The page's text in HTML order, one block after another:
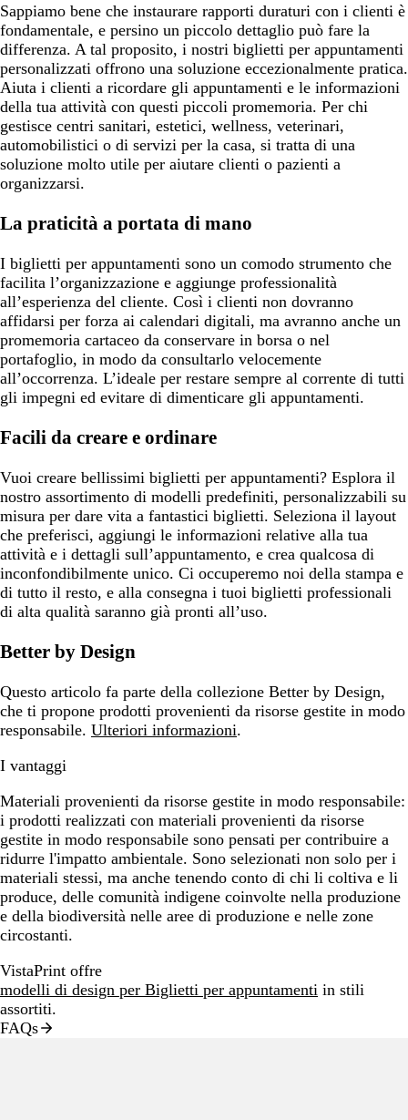
Sappiamo bene che instaurare rapporti duraturi con i clienti è
fondamentale, e persino un piccolo dettaglio può fare la
differenza. A tal proposito, i nostri biglietti per appuntamenti
personalizzati offrono una soluzione eccezionalmente pratica.
Aiuta i clienti a ricordare gli appuntamenti e le informazioni
della tua attività con questi piccoli promemoria. Per chi
gestisce centri sanitari, estetici, wellness, veterinari,
automobilistici o di servizi per la casa, si tratta di una
soluzione molto utile per aiutare clienti o pazienti a
organizzarsi.
La praticità a portata di mano
I biglietti per appuntamenti sono un comodo strumento che
facilita l’organizzazione e aggiunge professionalità
all’esperienza del cliente. Così i clienti non dovranno
affidarsi per forza ai calendari digitali, ma avranno anche un
promemoria cartaceo da conservare in borsa o nel
portafoglio, in modo da consultarlo velocemente
all’occorrenza. L’ideale per restare sempre al corrente di tutti
gli impegni ed evitare di dimenticare gli appuntamenti.
Facili da creare e ordinare
Vuoi creare bellissimi biglietti per appuntamenti? Esplora il
nostro assortimento di modelli predefiniti, personalizzabili su
misura per dare vita a fantastici biglietti. Seleziona il layout
che preferisci, aggiungi le informazioni relative alla tua
attività e i dettagli sull’appuntamento, e crea qualcosa di
inconfondibilmente unico. Ci occuperemo noi della stampa e
di tutto il resto, e alla consegna i tuoi biglietti professionali
di alta qualità saranno già pronti all’uso.
Better by Design
Questo articolo fa parte della collezione Better by Design,
che ti propone prodotti provenienti da risorse gestite in modo
responsabile. Ulteriori informazioni.
I vantaggi
Materiali provenienti da risorse gestite in modo responsabile:
i prodotti realizzati con materiali provenienti da risorse
gestite in modo responsabile sono pensati per contribuire a
ridurre l'impatto ambientale. Sono selezionati non solo per i
materiali stessi, ma anche tenendo conto di chi li coltiva e li
produce, delle comunità indigene coinvolte nella produzione
e della biodiversità nelle aree di produzione e nelle zone
circostanti.
VistaPrint offre
modelli di design per Biglietti per appuntamenti in stili
assortiti.
FAQs